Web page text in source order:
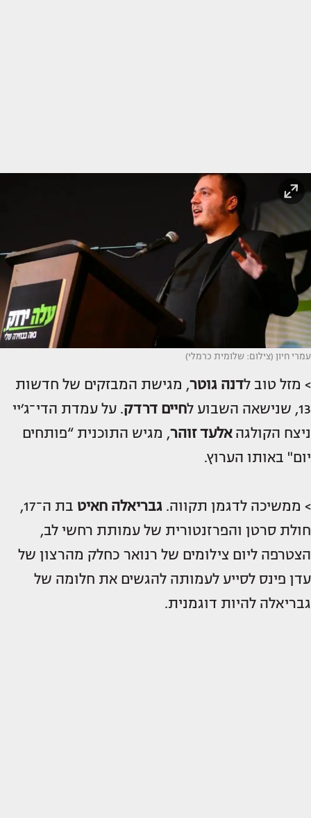
עמרי חיון (צילום: שלומית כרמלי)
> מזל טוב לדנה גוטר, מגישת המבזקים של חדשות
13, שנישאה השבוע ל
חיים דרדק. על עמדת הדי־ג׳יי
ניצח הקולגה אלעד זוהר, מגיש התוכנית “פותחים
יום" באותו הערוץ.
> ממשיכה לדגמן תקווה. גבריאלה חאיט
בת ה־17,
חולת סרטן והפרזנטורית של עמותת רחשי לב,
הצטרפה ליום צילומים של רנואר כחלק מהרצון של
עדן פינס לסייע לעמותה להגשים את חלומה של
גבריאלה להיות דוגמנית.